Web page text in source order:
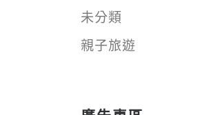
未分類
親子旅遊